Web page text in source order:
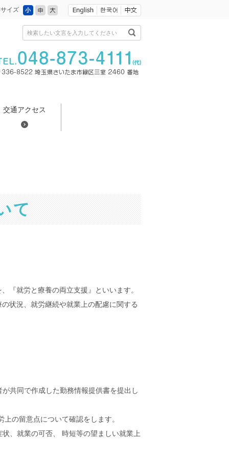
イズ 小 中 大
検索したい文言を入力してください
交通アクセス
て
『就労と療養の両立支援』といいます。
状況、就労継続や就業上の配慮に関する
共同で作成した勤務情報提供書を提出し
の留意点について確認をします。
、就業の可否、 時短等の望ましい就業上